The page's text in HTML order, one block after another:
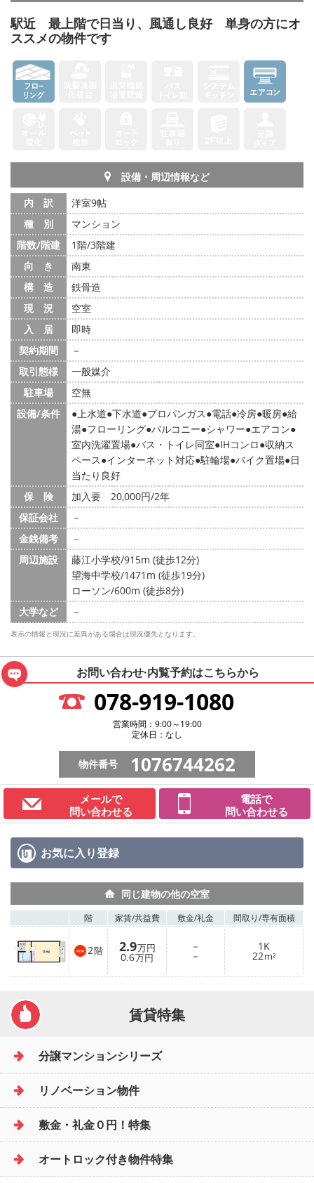
駅近 最上階で日当り、風通し良好 単身の方にオ
ススメの物件です
設備・周辺情報など
内 訳
洋室9帖
種 別
マンション
階数/階建
1階/3階建
向 き
南東
構 造
鉄骨造
現 況
空室
入 居
即時
契約期間
－
取引態様
一般媒介
駐車場
空無
設備/条件
上水道 下水道 プロパンガス 電話 冷房 暖房 給
湯 フローリング バルコニー シャワー エアコン
室内洗濯置場 バス・トイレ同室 IHコンロ 収納ス
ペース インターネット対応 駐輪場 バイク置場 日
当たり良好
保 険
加入要 20,000円/2年
保証会社
－
金銭備考
－
周辺施設
藤江小学校/915m (徒歩12分)
望海中学校/1471m (徒歩19分)
ローソン/600m (徒歩8分)
大学など
－
表示の情報と現況に差異がある場合は現況優先となります。
お問い合わせ·内覧予約はこちらから
078-919-1080
営業時間：9:00～19:00
定休日：なし
物件番号 1076744262
メールで
問い合わせる
電話で
問い合わせる
お気に入り登録
同じ建物の他の空室
階 家賃/共益費 敷金/礼金 間取り/専有面積
2階 2.9万円
0.6万円
－
－
1K
22m²
賃貸特集
分譲マンションシリーズ
リノベーション物件
敷金・礼金０円！特集
オートロック付き物件特集